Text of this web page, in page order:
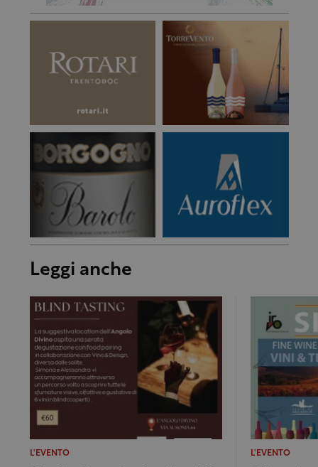
Leggi anche
L'EVENTO L'EVENTO